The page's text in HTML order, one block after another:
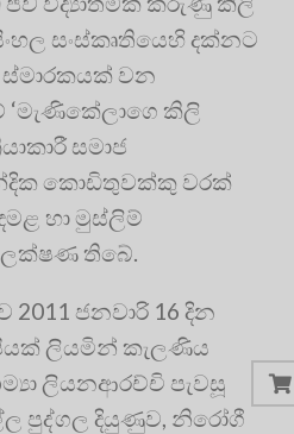
සංස්කෘතියෙහි දක්නට
ස්මාරකයක් වන
කිලි
සමාජ
කොඩිතුවක්කු වරක්
හා මුස්ලිම්
ලක්ෂණ තිබේ.
ජනවාරි 16 දින
ලියමින් කැලණිය
ලියනආරච්චි පැවසූ
පුද්ගල දියුණුව, නිරෝගී